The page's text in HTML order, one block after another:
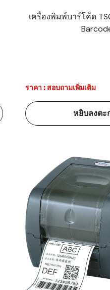
เครื่องพิมพ์บาร์โค้ด
ราคา : สอบถามเพิ่มเติม
หยิบลงตะ